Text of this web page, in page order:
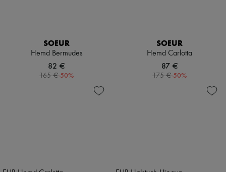
SOEUR
Hemd Bermudes
82 €
165 €-50%
SOEUR
Hemd Carlotta
87 €
175 €-50%